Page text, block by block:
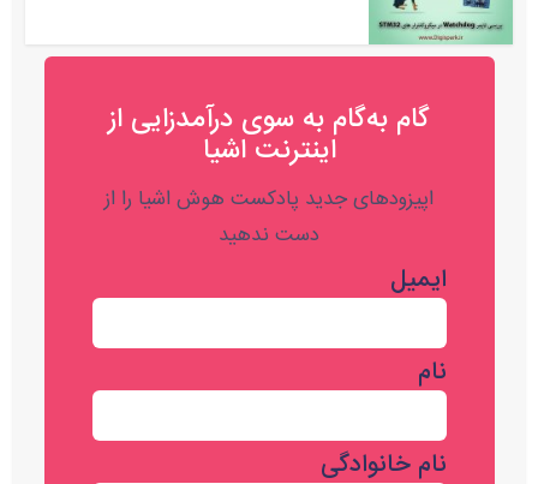
گام به‌گام به‌ سوی درآمدزایی از
اینترنت اشیا
اپیزودهای جدید پادکست هوش اشیا را از
دست ندهید
ایمیل
نام
نام خانوادگی